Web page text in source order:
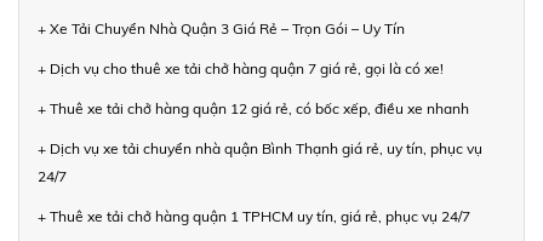
+ Xe Tải Chuyển Nhà Quận 3 Giá Rẻ – Trọn Gói – Uy Tín
+ Dịch vụ cho thuê xe tải chở hàng quận 7 giá rẻ, gọi là có xe!
+ Thuê xe tải chở hàng quận 12 giá rẻ, có bốc xếp, điều xe nhanh
+ Dịch vụ xe tải chuyển nhà quận Bình Thạnh giá rẻ, uy tín, phục vụ
24/7
+ Thuê xe tải chở hàng quận 1 TPHCM uy tín, giá rẻ, phục vụ 24/7